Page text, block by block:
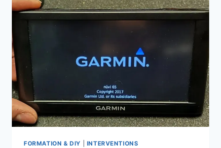
UN
FORMATION & DIY INTERVENTIONS